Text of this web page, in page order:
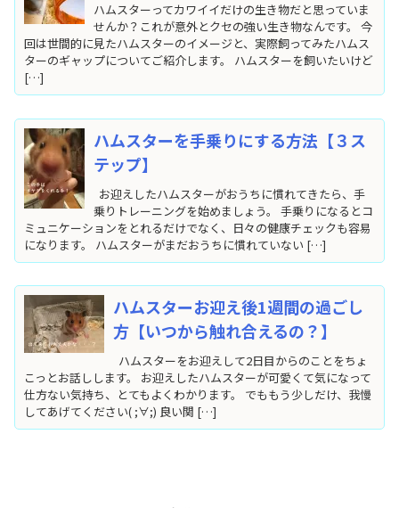
ハムスターってカワイイだけの生き物だと思っていま
せんか？これが意外とクセの強い生き物なんです。 今
回は世間的に見たハムスターのイメージと、実際飼ってみたハムス
ターのギャップについてご紹介します。 ハムスターを飼いたいけど
[…]
ハムスターを手乗りにする方法【３ス
テップ】
お迎えしたハムスターがおうちに慣れてきたら、手
乗りトレーニングを始めましょう。 手乗りになるとコ
ミュニケーションをとれるだけでなく、日々の健康チェックも容易
になります。 ハムスターがまだおうちに慣れていない […]
ハムスターお迎え後1週間の過ごし
方【いつから触れ合えるの？】
ハムスターをお迎えして2日目からのことをちょ
こっとお話しします。 お迎えしたハムスターが可愛くて気になって
仕方ない気持ち、とてもよくわかります。 でももう少しだけ、我慢
してあげてください( ;∀;) 良い関 […]